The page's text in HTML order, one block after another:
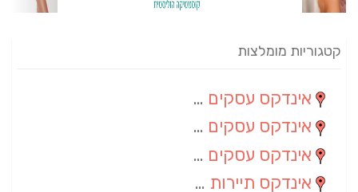
קטגוריות מומלצות
אינדקס עסקים מרחבי
אינדקס עסקים ארצי
אינדקס עסקים מקומי
אינדקס תיירות ארצי